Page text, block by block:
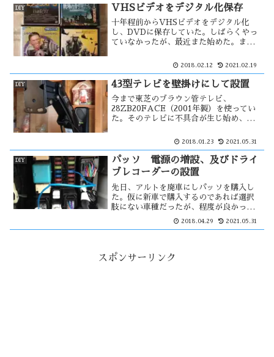
があった。そこで・・
DIY VHSビデオをデジタル化保存
十年程前からVHSビデオをデジタル化
し、DVDに保存していた。しばらくやっ
ていなかったが、最近また始めた。まだ
数十本。ビデオのダビングは著作権法違
のない物はどうなのだろう？
2018.02.12 2021.02.19
DIY 43型テレビを壁掛けにして設置
今まで東芝のブラウン管テレビ、
28ZB20FACE（2001年製）を使ってい
た。そのテレビに不具合が生じ始め、新
狭い部屋であるため置き場所に苦慮した
壁掛けスタイルで設置してみた。
2018.01.23 2021.05.31
DIY
パッソ 電源の増設、及びドライ
ブレコーダーの設置
先日、アルトを廃車にしパッソを購入し
た。仮に新車で購入するのであれば選択
肢にない車種だったが、程度が良かった
ので即断した。これにアルトから外した
ドライブレコーダーを設置する事にし
え・・・
2018.04.29 2021.05.31
スポンサーリンク